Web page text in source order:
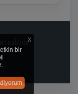
saklıdır.
x
bir